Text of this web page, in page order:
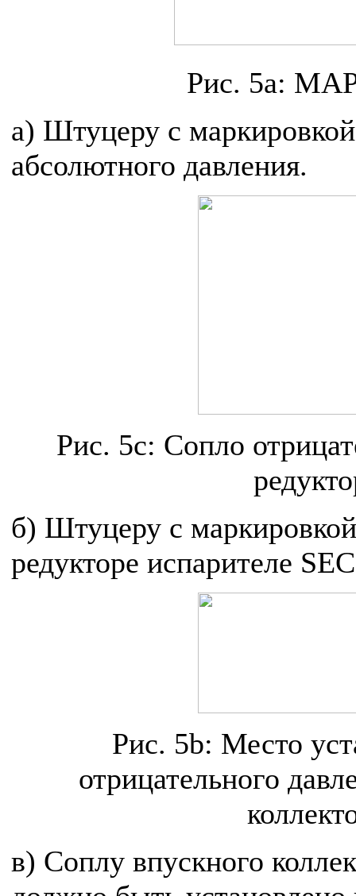
Рис. 5a:
а) Штуцеру с
абсолютного давления.
Рис. 5c: Сопло
б) Штуцеру с
редукторе испарителе
Рис. 5b: Место
отрицательного
в) Соплу впускного